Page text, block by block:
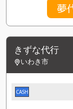
夢
きずな代行
いわき市
CASH